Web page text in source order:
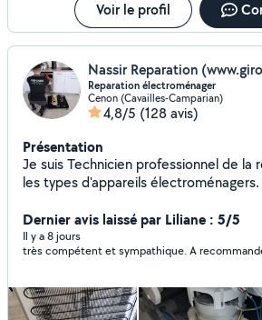
Voir le profil
Nassir Reparation
Reparation électroménager
Cenon (Cavailles-Camparian)
4,8/5 (128 avis)
Présentation
Je suis Technicien professionnel de la
les types d'appareils électroménagers.
de pannes. J'interviens à domicile à prix abordable.
N'hésitez pas à me solliciter ; je suis à
Dernier avis laissé par Liliane : 5/5
Il y a 8 jours
très compétent et sympathique. A